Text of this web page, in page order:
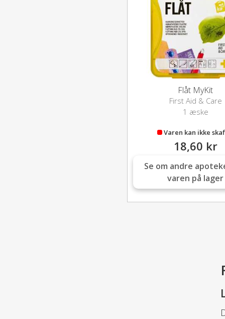
Flåt MyKit
First Aid & Care
1 æske
Varen kan ikke
18,60 kr
Se om andre
varen på lager